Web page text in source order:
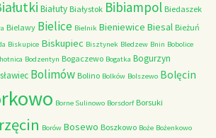
Białuty Białystok Bibiampol Biedaszek
Bielawy Bielice Bielnik Bieniewice Biesal Bieżuń
Biskupice Biskupiec Bisztynek Bledzew Bnin Bobolice
Bodzentyn Bogaczewo Bogatka Bogurzyn
Bolimów Bolino Bolków Bolszewo Bolęcin
Borne Sulinowo Borsdorf Borsuki
Borów Bosewo Boszkowo Boże Bożenkowo